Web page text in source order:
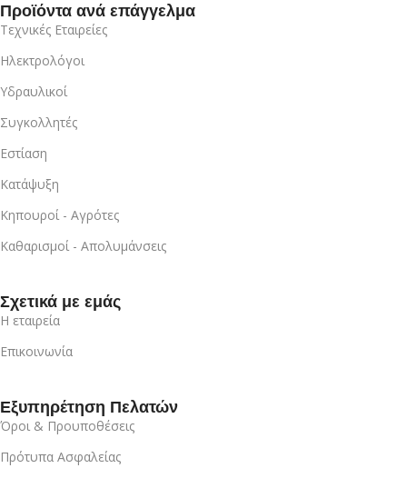
Προϊόντα ανά επάγγελμα
Τεχνικές Εταιρείες
Ηλεκτρολόγοι
Υδραυλικοί
Συγκολλητές
Εστίαση
Κατάψυξη
Κηπουροί - Αγρότες
Καθαρισμοί - Απολυμάνσεις
Σχετικά με εμάς
Η εταιρεία
Επικοινωνία
Εξυπηρέτηση Πελατών
Όροι & Προυποθέσεις
Πρότυπα Ασφαλείας